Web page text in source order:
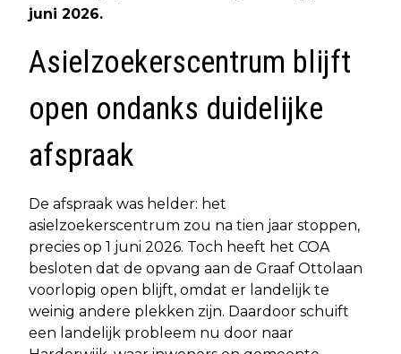
juni 2026.
Asielzoekerscentrum blijft
open ondanks duidelijke
afspraak
De afspraak was helder: het
asielzoekerscentrum zou na tien jaar stoppen,
precies op 1 juni 2026. Toch heeft het COA
besloten dat de opvang aan de Graaf Ottolaan
voorlopig open blijft, omdat er landelijk te
weinig andere plekken zijn. Daardoor schuift
een landelijk probleem nu door naar